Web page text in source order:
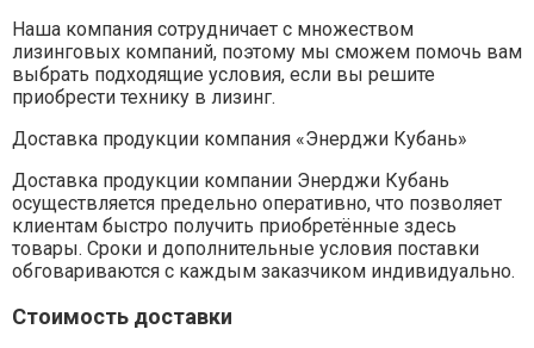
Наша компания сотрудничает с множеством
лизинговых компаний, поэтому мы сможем помочь вам
выбрать подходящие условия, если вы решите
приобрести технику в лизинг.
Доставка продукции компания «Энерджи Кубань»
Доставка продукции компании Энерджи Кубань
осуществляется предельно оперативно, что позволяет
клиентам быстро получить приобретённые здесь
товары. Сроки и дополнительные условия поставки
обговариваются с каждым заказчиком индивидуально.
Стоимость доставки